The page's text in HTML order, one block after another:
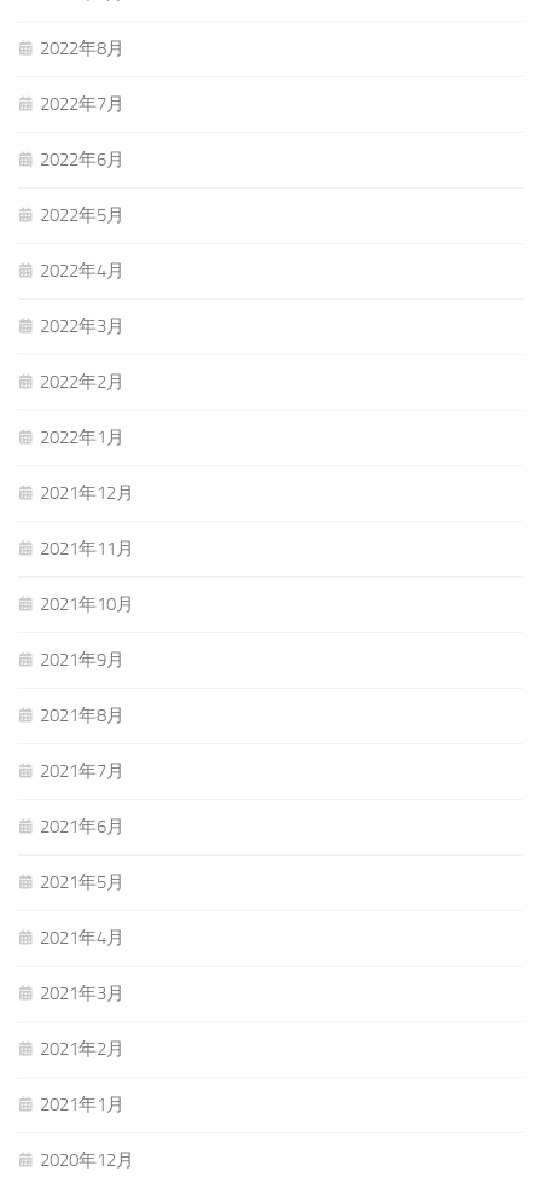
2022年8月
2022年7月
2022年6月
2022年5月
2022年4月
2022年3月
2022年2月
2022年1月
2021年12月
2021年11月
2021年10月
2021年9月
2021年8月
2021年7月
2021年6月
2021年5月
2021年4月
2021年3月
2021年2月
2021年1月
2020年12月